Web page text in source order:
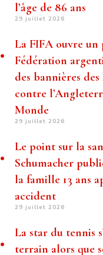
l’âge de 86 ans
29 juillet 2026
La FIFA ouvre
Fédération
des bannières
contre
Monde
29 juillet 2026
Le point sur la
Schumacher
la famille 13 ans
accident
29 juillet 2026
La star du tennis
terrain alors que